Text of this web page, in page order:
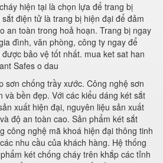
hiện tại là chọn lựa để trang bị
điện tử là trang bị hiện đại để đảm
an toàn trong hoả hoạn. Trang bị ngay
đình, văn phòng, công ty ngay để
bảo vệ tốt nhất. mua ket sat han
Safes o dau
sơn chống trầy xước. Công nghệ sơn
và bền đẹp. Với các kiểu dáng két sắt
xuất hiện đại, nguyên liệu sản xuất
độ an toàn cao. Sản phẩm két sắt
công nghệ mã khoá hiện đại thông tinh
nhu cầu của khách hàng. Hệ thống
két chống cháy trên khắp các tỉnh